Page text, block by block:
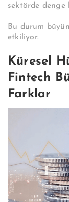
sektörde denge
Bu durum
etkiliyor.
Küresel
Fintech
Farklar